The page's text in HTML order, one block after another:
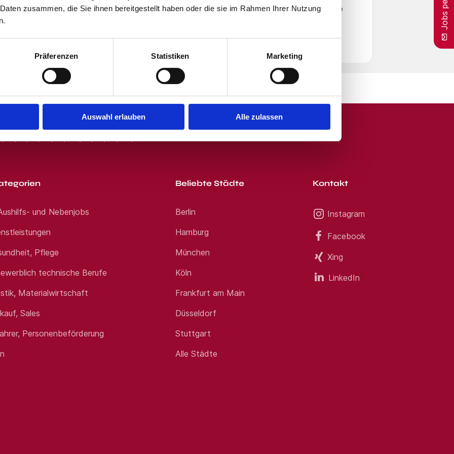
zusammen, die Sie ihnen bereitgestellt haben oder die sie im Rahmen Ihrer Nutzung
Präferenzen Statistiken Marketing
Auswahl erlauben Alle zulassen
oder eine vergleichbare Qualifikation
Buchhaltung wünschenswert
und Zuverlässigkeit
TV-V inkl. Jahressonderzahlung
stadtwerke.de unter Angabe Ihrer Gehaltsvorstellung sowie Ihres
erreichen Sie uns unter 05193 9888-521. Mehr Informationen finden Sie unter www.heidjers-
Neuenkirchen GmbH | Harburger Str. 21, 29640 Schneverdingen
dem Klicken des "Jobangebote per E-Mail"-Buttons stimmst Du unseren Nutzungsbedingungen zu. Beachte
von uns passende Jobangebote per E-Mail. Du kannst Dich jeder Zeit von unserem E-Mail-Service
und Nebenjobs
Pflege
technische Berufe
Materialwirtschaft
Sales
Personenbeförderung
Beliebte Städte
Berlin
Hamburg
München
Köln
Frankfurt am Main
Düsseldorf
Stuttgart
Alle Städte
Kontakt
Instagram
Facebook
Xing
LinkedIn